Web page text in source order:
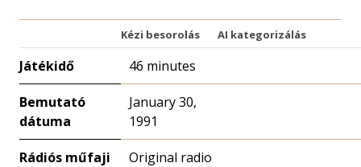
Kézi besorolás AI kategorizálás
Játékidő 46 minutes
Bemutató
dátuma
January 30,
1991
Rádiós műfaji
Original radio